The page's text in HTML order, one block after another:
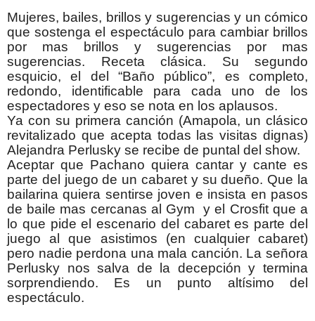
Mujeres, bailes, brillos y sugerencias y un cómico
que sostenga el espectáculo para cambiar brillos
por mas brillos y sugerencias por mas
sugerencias. Receta clásica. Su segundo
esquicio, el del “Baño público”, es completo,
redondo, identificable para cada uno de los
espectadores y eso se nota en los aplausos.
Ya con su primera canción (Amapola, un clásico
revitalizado que acepta todas las visitas dignas)
Alejandra Perlusky se recibe de puntal del show.
Aceptar que Pachano quiera cantar y cante es
parte del juego de un cabaret y su dueño. Que la
bailarina quiera sentirse joven e insista en pasos
de baile mas cercanas al Gym y el Crosfit que a
lo que pide el escenario del cabaret es parte del
juego al que asistimos (en cualquier cabaret)
pero nadie perdona una mala canción. La señora
Perlusky nos salva de la decepción y termina
sorprendiendo. Es un punto altísimo del
espectáculo.